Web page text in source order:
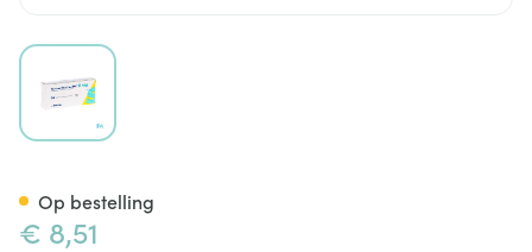
View larger image
€ 8,51
Op bestelling